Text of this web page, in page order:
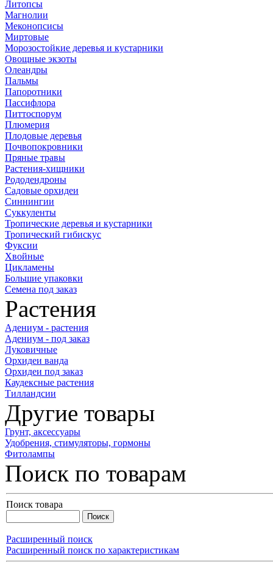
Литопсы
Магнолии
Меконопсисы
Миртовые
Морозостойкие деревья и кустарники
Овощные экзоты
Олеандры
Пальмы
Папоротники
Пассифлора
Питтоспорум
Плюмерия
Плодовые деревья
Почвопокровники
Пряные травы
Растения-хищники
Рододендроны
Садовые орхидеи
Синнингии
Суккуленты
Тропические деревья и кустарники
Тропический гибискус
Фуксии
Хвойные
Цикламены
Большие упаковки
Семена под заказ
Растения
Адениум - растения
Адениум - под заказ
Луковичные
Орхидеи ванда
Орхидеи под заказ
Каудексные растения
Тилландсии
Другие товары
Грунт, аксессуары
Удобрения, стимуляторы, гормоны
Фитолампы
Поиск по товарам
Поиск товара
Расширенный поиск
Расширенный поиск по характеристикам